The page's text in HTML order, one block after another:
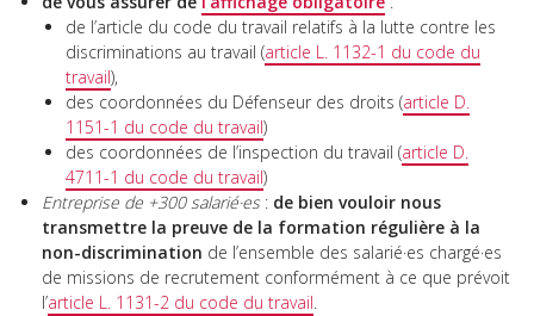
de l’article du code du travail relatifs à la lutte contre les
discriminations au travail (article L. 1132-1 du code du
travail),
des coordonnées du Défenseur des droits (article D.
1151-1 du code du travail)
des coordonnées de l’inspection du travail (article D.
4711-1 du code du travail)
Entreprise de +300 salarié·es: de bien vouloir nous
transmettre la preuve de la formation régulière à la
non-discrimination de l’ensemble des salarié·es chargé·es
de missions de recrutement conformément à ce que prévoit
l’article L. 1131-2 du code du travail.